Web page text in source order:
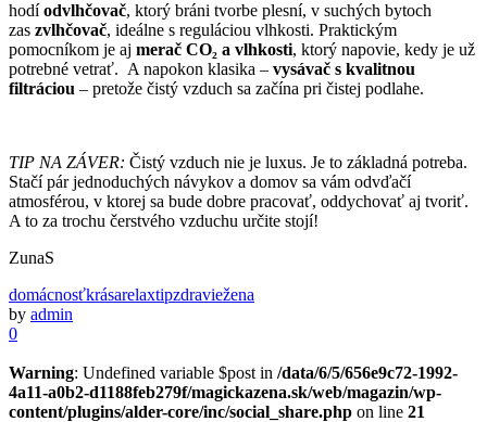
hodíodvlhčovač, ktorý bráni tvorbe plesní, v suchých bytoch
zas zvlhčovač, ideálne s reguláciou vlhkosti. Praktickým
pomocníkom je aj merač CO₂ a vlhkosti, ktorý napovie, kedy je už
potrebné vetrať. A napokon klasika – vysávač s kvalitnou
filtráciou – pretože čistý vzduch sa začína pri čistej podlahe.
TIP NA ZÁVER: Čistý vzduch nie je luxus. Je to základná potreba.
Stačí pár jednoduchých návykov a domov sa vám odvďačí
atmosférou, v ktorej sa bude dobre pracovať, oddychovať aj tvoriť.
A to za trochu čerstvého vzduchu určite stojí!
ZunaS
domácnosťkrásarelaxtipzdraviežena
by admin
0
Warning: Undefined variable $post in /data/6/5/656e9c72-1992-
4a11-a0b2-d1188feb279f/magickazena.sk/web/magazin/wp-
content/plugins/alder-core/inc/social_share.php on line 21